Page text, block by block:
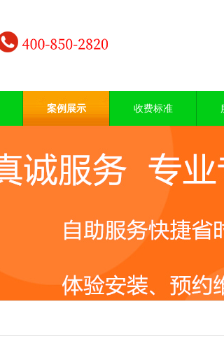
案例展示 收费标准